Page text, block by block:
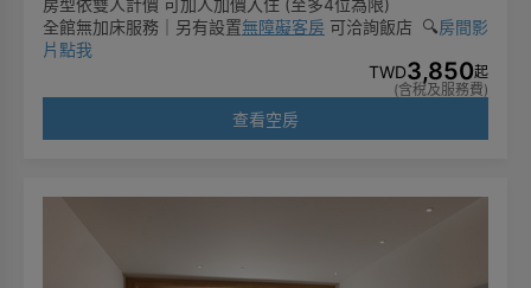
房型依雙人計價 可加人加價入住 (至多4位為限)
全館無加床服務｜另有設置無障礙客房 可洽詢飯店 🔍️房間影
片點我
TWD3,850起
(含稅及服務費)
查看空房